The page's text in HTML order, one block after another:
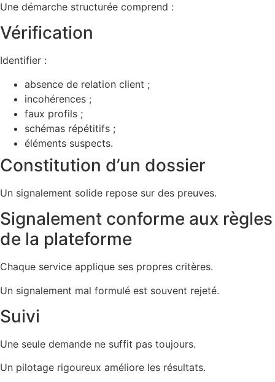
Une démarche structurée comprend :
Vérification
Identifier :
absence de relation client ;
incohérences ;
faux profils ;
schémas répétitifs ;
éléments suspects.
Constitution d’un dossier
Un signalement solide repose sur des preuves.
Signalement conforme aux règles
de la plateforme
Chaque service applique ses propres critères.
Un signalement mal formulé est souvent rejeté.
Suivi
Une seule demande ne suffit pas toujours.
Un pilotage rigoureux améliore les résultats.